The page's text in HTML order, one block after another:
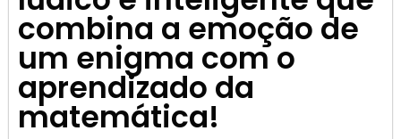
combina a emoção de
um enigma com o
aprendizado da
matemática!